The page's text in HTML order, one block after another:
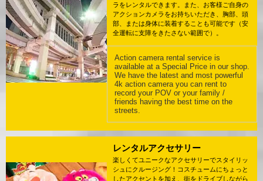
ラをレンタルできます。また、お客様ご自身の
アクションカメラをお持ちいただき、胸部、頭
部、または身体に装着することも可能です（安
全運転に支障をきたさない範囲で）。
Action camera rental service is
available at a Special Price in our shop.
We have the latest and most powerful
4k action camera you can rent to
record your POV or your family /
friends having the best time on the
streets.
レンタルアクセサリー
楽しくてユニークなアクセサリーでスタイリッ
シュにクルージング！コスチュームにちょっと
したアクセントを加え、街をドライブしながら